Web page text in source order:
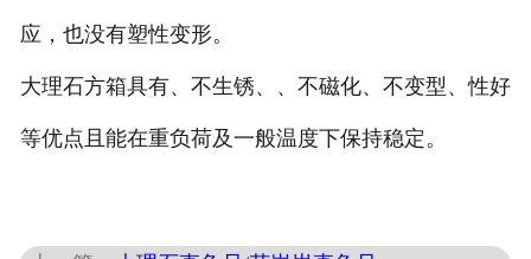
应，也没有塑性变形。
大理石方箱具有、不生锈、、不磁化、不变型、性好
等优点且能在重负荷及一般温度下保持稳定。